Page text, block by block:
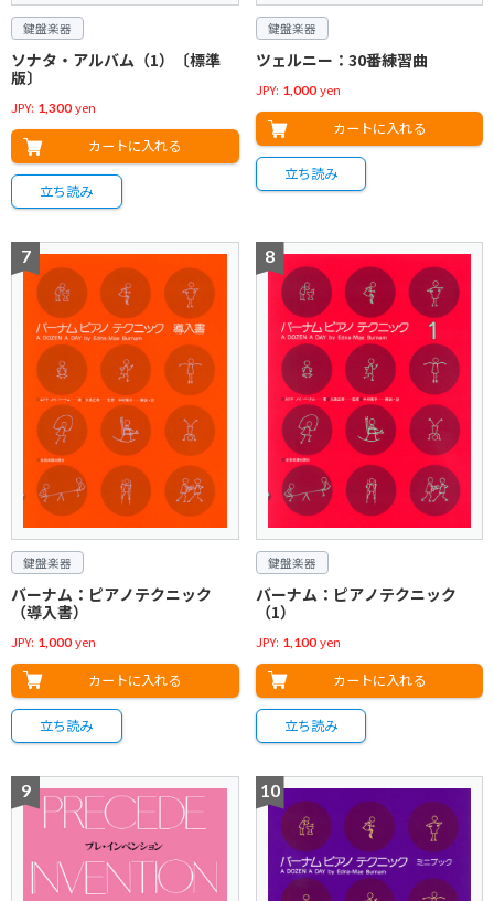
鍵盤楽器
ソナタ・アルバム（1）〔標準
版〕
JPY: 1,300 yen
カートに入れる
立ち読み
鍵盤楽器
ツェルニー：30番練習曲
JPY: 1,000yen
カートに入れる
立ち読み
鍵盤楽器
バーナム：ピアノテクニック
（導入書）
JPY: 1,000 yen
カートに入れる
立ち読み
鍵盤楽器
バーナム：ピアノテクニック
（1）
JPY: 1,100yen
カートに入れる
立ち読み